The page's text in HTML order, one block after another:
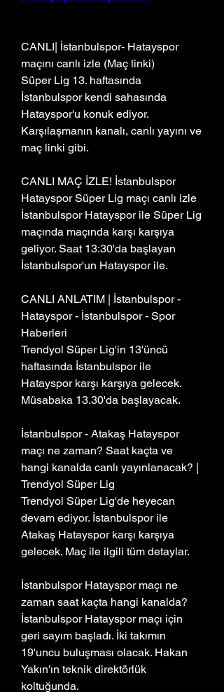
CANLI| İstanbulspor- Hatayspor
maçını canlı izle (Maç linki)
Süper Lig 13. haftasında
İstanbulspor kendi sahasında
Hatayspor'u konuk ediyor.
Karşılaşmanın kanalı, canlı yayını ve
maç linki gibi.
CANLI MAÇ İZLE! İstanbulspor
Hatayspor Süper Lig maçı canlı izle
İstanbulspor Hatayspor ile Süper Lig
maçında maçında karşı karşıya
geliyor. Saat 13:30'da başlayan
İstanbulspor'un Hatayspor ile.
CANLI ANLATIM | İstanbulspor -
Hatayspor - İstanbulspor - Spor
Haberleri
Trendyol Süper Lig'in 13'üncü
haftasında İstanbulspor ile
Hatayspor karşı karşıya gelecek.
Müsabaka 13.30'da başlayacak.
İstanbulspor - Atakaş Hatayspor
maçı ne zaman? Saat kaçta ve
hangi kanalda canlı yayınlanacak? |
Trendyol Süper Lig
Trendyol Süper Lig'de heyecan
devam ediyor. İstanbulspor ile
Atakaş Hatayspor karşı karşıya
gelecek. Maç ile ilgili tüm detaylar.
İstanbulspor Hatayspor maçı ne
zaman saat kaçta hangi kanalda?
İstanbulspor Hatayspor maçı için
geri sayım başladı. İki takımın
19'uncu buluşması olacak. Hakan
Yakın'ın teknik direktörlük
koltuğunda.